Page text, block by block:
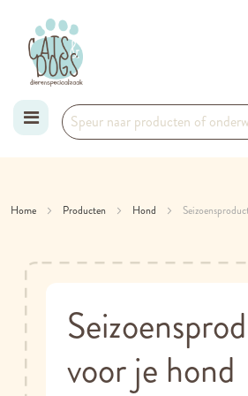
inhoud
Home Producten Hond
voor je hond